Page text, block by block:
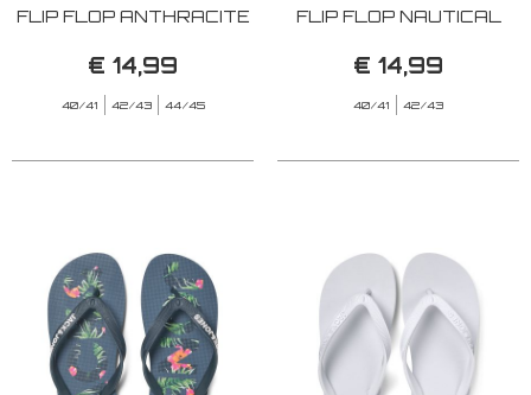
FLIP FLOP ANTHRACITE
€ 14,99
40/41 42/43 44/45
FLIP FLOP NAUTICAL
€ 14,99
40/41 42/43